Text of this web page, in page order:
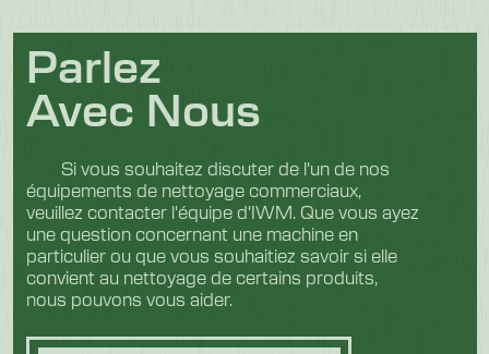
Parlez
Avec Nous
Si vous souhaitez discuter de l'un de nos
équipements de nettoyage commerciaux,
veuillez contacter l'équipe d'IWM. Que vous ayez
une question concernant une machine en
particulier ou que vous souhaitiez savoir si elle
convient au nettoyage de certains produits,
nous pouvons vous aider.